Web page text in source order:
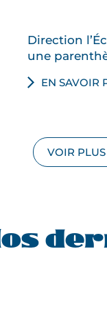
Direction
une
EN SAVOIR
pour
VOIR PLUS